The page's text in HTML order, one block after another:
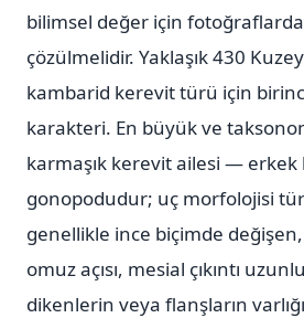
bilimsel değer için
çözülmelidir. Yaklaşık 430
kambarid kerevit türü için
karakteri. En büyük ve
karmaşık kerevit ailesi —
gonopodudur; uç morfolojisi
genellikle ince biçimde
omuz açısı, mesial çıkıntı
dikenlerin veya flanşların